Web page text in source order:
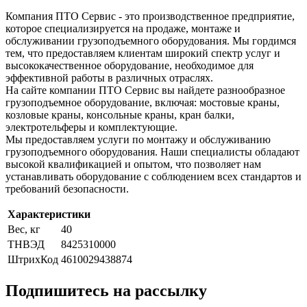
Компания ПТО Сервис - это производственное предприятие,
которое специализируется на продаже, монтаже и
обслуживании грузоподъемного оборудования. Мы гордимся
тем, что предоставляем клиентам широкий спектр услуг и
высококачественное оборудование, необходимое для
эффективной работы в различных отраслях.
На сайте компании ПТО Сервис вы найдете разнообразное
грузоподъемное оборудование, включая: мостовые краны,
козловые краны, консольные краны, кран балки,
электротельферы и комплектующие.
Мы предоставляем услуги по монтажу и обслуживанию
грузоподъемного оборудования. Наши специалисты обладают
высокой квалификацией и опытом, что позволяет нам
устанавливать оборудование с соблюдением всех стандартов и
требований безопасности.
Характеристики
Вес, кг
40
ТНВЭД
8425310000
ШтрихКод 4610029438874
Подпишитесь на рассылку